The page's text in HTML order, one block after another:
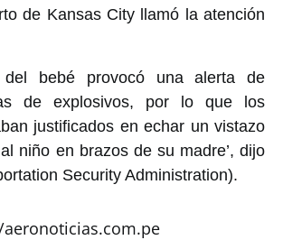
de Kansas City llamó la atención
del bebé provocó una alerta de
de explosivos, por lo que los
justificados en echar un vistazo
niño en brazos de su madre’, dijo
Security Administration).